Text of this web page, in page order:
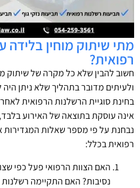
מתי שיתוק מוחין
רפואית?
חשוב להבין שלא כל מקרה של שיתוק
ולעיתים מדובר בתהליך שלא ניתן היה
בחינת סוגיית הרשלנות הרפואית
אינה עוסקת בתוצאה של האירוע
נבחנת על פי מספר שאלות
רפואית בכלל:
האם הצוות הרפואי פעל כפי
נסיבות? האם התקיימה